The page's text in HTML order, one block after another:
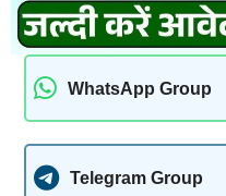
WhatsApp Group
Telegram Group